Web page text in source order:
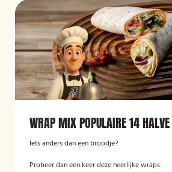
WRAP MIX POPULAIRE 14
Iets anders dan een broodje?
Probeer dan een keer deze heerlijke wraps.